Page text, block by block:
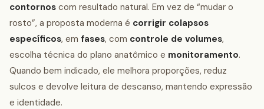
contornos com resultado natural. Em vez de “mudar o
rosto”, a proposta moderna é corrigir colapsos
específicos, em fases, com controle de volumes,
escolha técnica do plano anatômico e monitoramento.
Quando bem indicado, ele melhora proporções, reduz
sulcos e devolve leitura de descanso, mantendo expressão
e identidade.